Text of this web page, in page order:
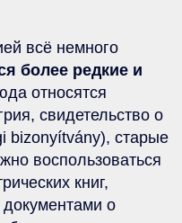
всё немного
более редкие и
относятся
свидетельство о
bizonyítvány), старые
воспользоваться
книг,
о